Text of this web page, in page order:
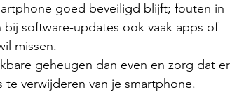
goed beveiligd blijft; fouten in
software-updates ook vaak apps of
missen.
geheugen dan even en zorg dat er
verwijderen van je smartphone.